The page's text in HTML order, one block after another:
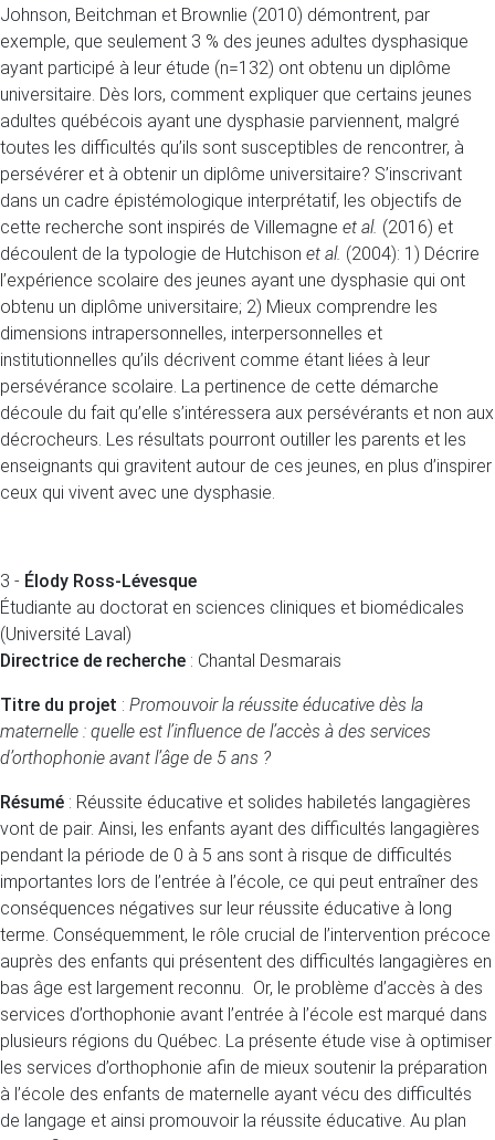
Johnson, Beitchman et Brownlie (2010) démontrent, par
exemple, que seulement 3 % des jeunes adultes dysphasique
ayant participé à leur étude (n=132) ont obtenu un diplôme
universitaire. Dès lors, comment expliquer que certains jeunes
adultes québécois ayant une dysphasie parviennent, malgré
toutes les difficultés qu’ils sont susceptibles de rencontrer, à
persévérer et à obtenir un diplôme universitaire? S’inscrivant
dans un cadre épistémologique interprétatif, les objectifs de
cette recherche sont inspirés de Villemagne et al. (2016) et
découlent de la typologie de Hutchison et al. (2004): 1) Décrire
l’expérience scolaire des jeunes ayant une dysphasie qui ont
obtenu un diplôme universitaire; 2) Mieux comprendre les
dimensions intrapersonnelles, interpersonnelles et
institutionnelles qu’ils décrivent comme étant liées à leur
persévérance scolaire. La pertinence de cette démarche
découle du fait qu’elle s’intéressera aux persévérants et non aux
décrocheurs. Les résultats pourront outiller les parents et les
enseignants qui gravitent autour de ces jeunes, en plus d’inspirer
ceux qui vivent avec une dysphasie.
3 - Élody Ross-Lévesque
Étudiante au doctorat en sciences cliniques et biomédicales
(Université Laval)
Directrice de recherche : Chantal Desmarais
Titre du projet : Promouvoir la réussite éducative dès la
maternelle : quelle est l’influence de l’accès à des services
d’orthophonie avant l’âge de 5 ans ?
Résumé : Réussite éducative et solides habiletés langagières
vont de pair. Ainsi, les enfants ayant des difficultés langagières
pendant la période de 0 à 5 ans sont à risque de difficultés
importantes lors de l’entrée à l’école, ce qui peut entraîner des
conséquences négatives sur leur réussite éducative à long
terme. Conséquemment, le rôle crucial de l’intervention précoce
auprès des enfants qui présentent des difficultés langagières en
bas âge est largement reconnu. Or, le problème d’accès à des
services d’orthophonie avant l’entrée à l’école est marqué dans
plusieurs régions du Québec. La présente étude vise à optimiser
les services d’orthophonie afin de mieux soutenir la préparation
à l’école des enfants de maternelle ayant vécu des difficultés
de langage et ainsi promouvoir la réussite éducative. Au plan